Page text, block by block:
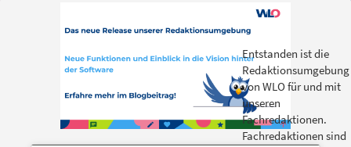
Entstanden ist die
Redaktionsumgebung
von WLO für und mit
unseren
Fachredaktionen.
Fachredaktionen sind